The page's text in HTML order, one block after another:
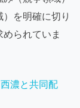
を明確に切り
られていま
濃と共同配